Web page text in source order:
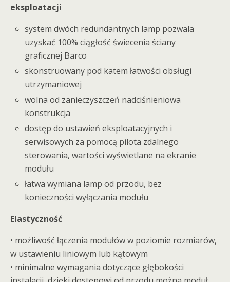
eksploatacji
system dwóch redundantnych lamp pozwala
uzyskać 100% ciągłość świecenia ściany
graficznej Barco
skonstruowany pod katem łatwości obsługi
utrzymaniowej
wolna od zanieczyszczeń nadciśnieniowa
konstrukcja
dostęp do ustawień eksploatacyjnych i
serwisowych za pomocą pilota zdalnego
sterowania, wartości wyświetlane na ekranie
modułu
łatwa wymiana lamp od przodu, bez
konieczności wyłączania modułu
Elastyczność
• możliwość łączenia modułów w poziomie rozmiarów,
w ustawieniu liniowym lub kątowym
• minimalne wymagania dotyczące głębokości